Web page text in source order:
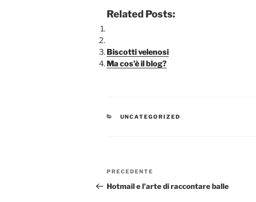
Related Posts:
Biscotti velenosi
Ma cos’è il blog?
CATEGORIE
UNCATEGORIZED
Navigazione
articoli
Articolo
precedente:
PRECEDENTE
Hotmail e l’arte di raccontare balle